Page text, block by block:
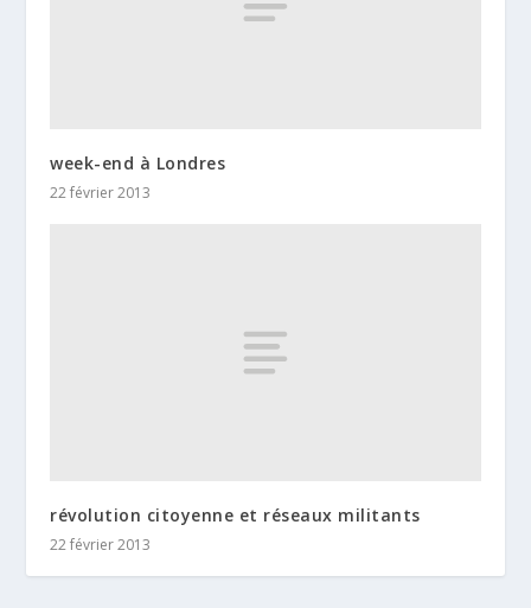
week-end à Londres
22 février 2013
révolution citoyenne et réseaux militants
22 février 2013